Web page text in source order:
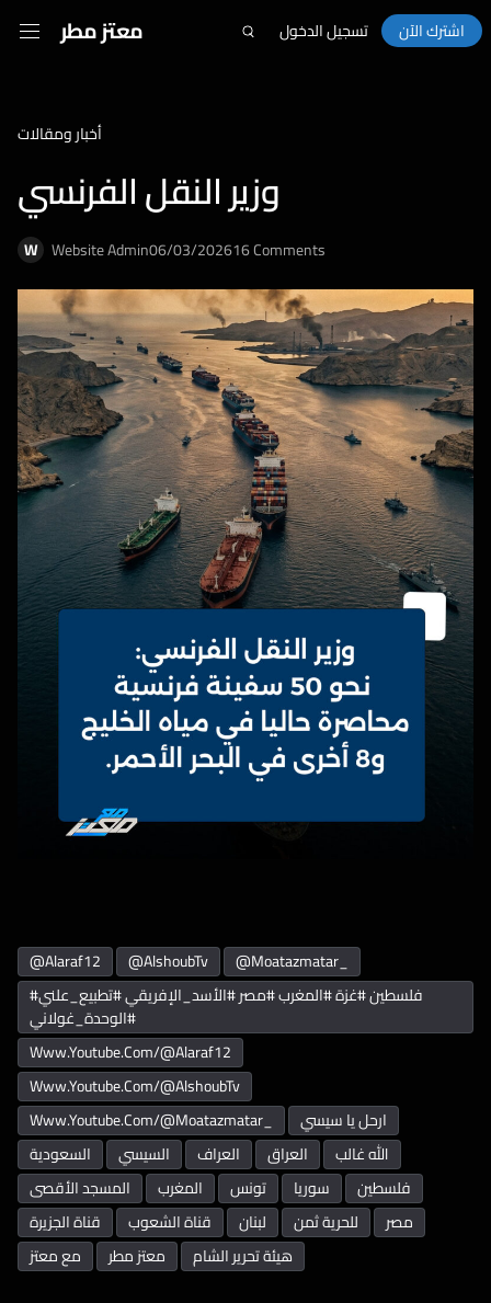
معتز مطر تسجيل الدخول اشترك الآن
أخبار ومقالات
وزير النقل الفرنسي
W Website Admin06/03/202616 Comments
@alaraf12 @AlshoubTv
@moatazmatar_
#فلسطين #غزة #المغرب #مصر #الأسد_الإفريقي #تطبيع_علني
#الوحدة_غولاني
Www.youtube.com/@alaraf12
Www.youtube.com/@AlshoubTv
Www.youtube.com/@moatazmatar_
ارحل يا سيسي
السعودية
السيسي العراف العراق
الله غالب
المسجد الأقصى
المغرب تونس سوريا
فلسطين
قناة الجزيرة
قناة الشعوب لبنان للحرية ثمن
مصر
مع معتز
معتز مطر هيئة تحرير الشام